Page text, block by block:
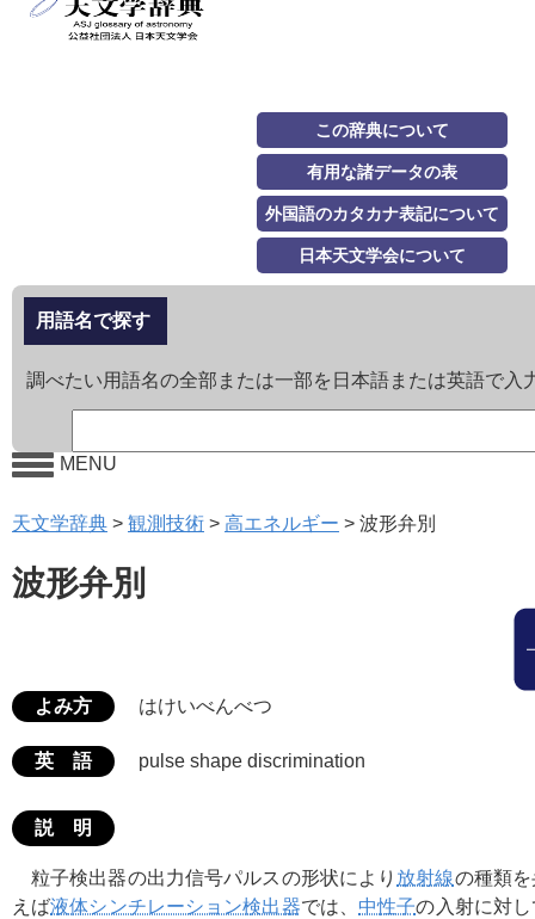
この辞典について
有用な諸データの表
外国語のカタカナ表記について
日本天文学会について
用語名で探す
調べたい用語名の全部または一部を日本語または英語で入
MENU
天文学辞典 > 観測技術 > 高エネルギー > 波形弁別
波形弁別
よみ方 はけいべんべつ
英 語 pulse shape discrimination
説 明
粒子検出器の出力信号パルスの形状により 放射線の種類
えば液体シンチレーション検出器では、 中性子の入射に対